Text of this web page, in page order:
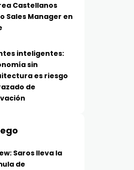
Castellanos
Sales Manager en
inteligentes:
sin
es riesgo
de
Saros lleva la
de